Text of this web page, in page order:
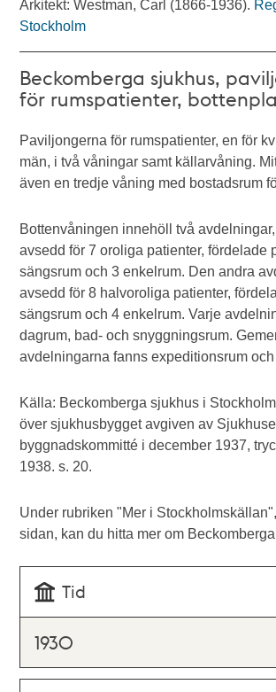
Arkitekt: Westman, Carl (1866-1936).
Stockholm
Beckomberga sjukhus,
för rumspatienter,
Paviljongerna för rumspatienter, en för
män, i två våningar samt källarvåning.
även en tredje våning med bostadsrum
Bottenvåningen innehöll två
avsedd för 7 oroliga patienter, fördelade
sängsrum och 3 enkelrum. Den andra
avsedd för 8 halvoroliga patienter,
sängsrum och 4 enkelrum. Varje
dagrum, bad- och snyggningsrum.
avdelningarna fanns expeditionsrum och
Källa: Beckomberga sjukhus i
över sjukhusbygget avgiven av
byggnadskommitté i december 1937,
1938. s. 20.
Under rubriken "Mer i
sidan, kan du hitta mer om
Tid
1930